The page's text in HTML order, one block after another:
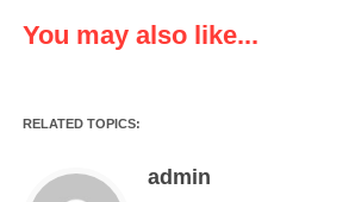
kegiatan Jumat Curhat yang dilaksanakan
Bhinmas Erik, pagi ini mendatangi
You may also like...
RELATED TOPICS:
admin